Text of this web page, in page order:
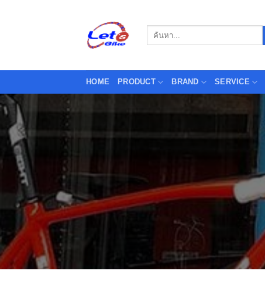
Search
HOME PRODUCT BRAND SERVICE